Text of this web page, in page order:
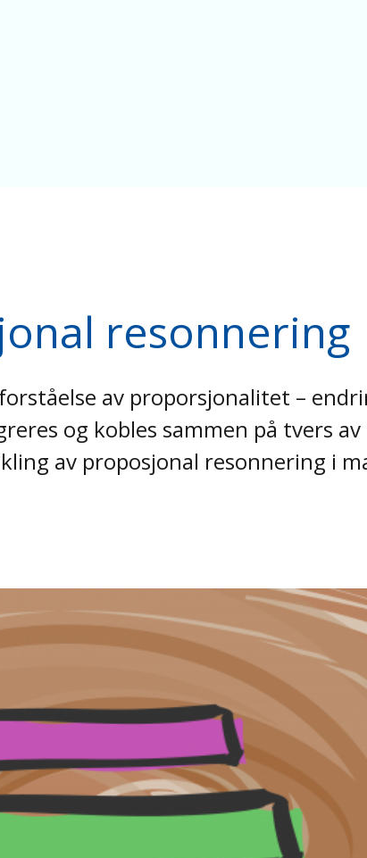
resonnering
av proporsjonalitet –
og kobles sammen på tvers
av proposjonal resonnering i